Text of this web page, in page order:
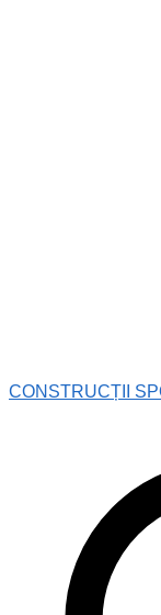
CONSTRUCȚII